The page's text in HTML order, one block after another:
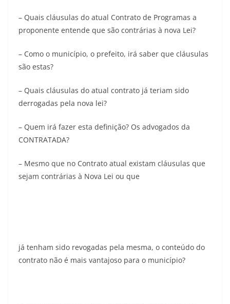
– Quais cláusulas do atual Contrato de Programas a
proponente entende que são contrárias à nova Lei?
– Como o município, o prefeito, irá saber que cláusulas
são estas?
– Quais cláusulas do atual contrato já teriam sido
derrogadas pela nova lei?
– Quem irá fazer esta definição? Os advogados da
CONTRATADA?
– Mesmo que no Contrato atual existam cláusulas que
sejam contrárias à Nova Lei ou que
já tenham sido revogadas pela mesma, o conteúdo do
contrato não é mais vantajoso para o município?